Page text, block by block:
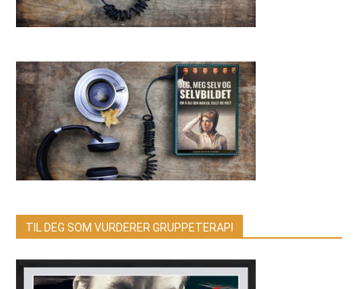
TIL DEG SOM VURDERER GRUPPETERAPI